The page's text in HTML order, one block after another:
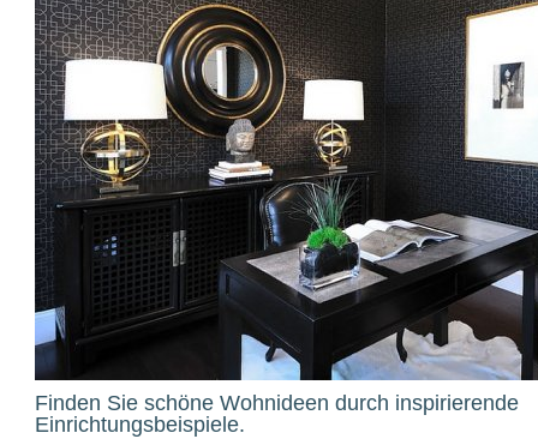
Finden Sie schöne Wohnideen durch inspirierende
Einrichtungsbeispiele.